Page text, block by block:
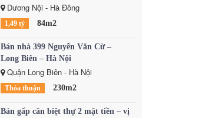
Dương Nội - Hà Đông
1,49 tỷ 84m2
Bán nhà 399 Nguyễn Văn Cừ –
Long Biên – Hà Nội
Quận Long Biên - Hà Nội
Thỏa thuận 230m2
Bán gấp căn biệt thự 2 mặt tiền – vị